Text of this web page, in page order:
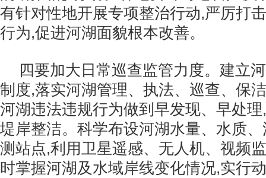
有针对性地开展专项整治行动,严厉打
行为,促进河湖面貌根本改善。
四要加大日常巡查监管力度。建立
制度,落实河湖管理、执法、巡查、保
河湖违法违规行为做到早发现、早处
堤岸整洁。科学布设河湖水量、水质
测站点,利用卫星遥感、无人机、视频
时掌握河湖及水域岸线变化情况,实行